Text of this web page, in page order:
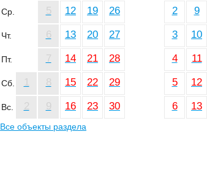
Ср. 12 19 26
Чт. 13 20 27
Пт. 14 21 28
Сб. 15 22 29
Вс. 16 23 30
2 9
3 10
4 11
5 12
6 13
Все объекты раздела